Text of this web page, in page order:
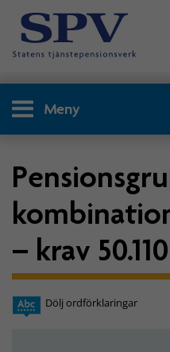
Meny
– krav 50.110
Dölj ordförklaringar